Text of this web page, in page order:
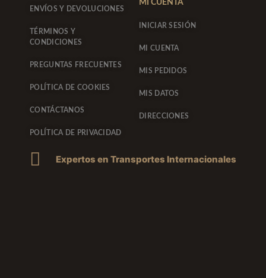
ENVÍOS Y DEVOLUCIONES
TÉRMINOS Y
CONDICIONES
PREGUNTAS FRECUENTES
POLÍTICA DE COOKIES
CONTÁCTANOS
POLÍTICA DE PRIVACIDAD
MI CUENTA
INICIAR SESIÓN
MI CUENTA
MIS PEDIDOS
MIS DATOS
DIRECCIONES
Expertos en Transportes Internacionales